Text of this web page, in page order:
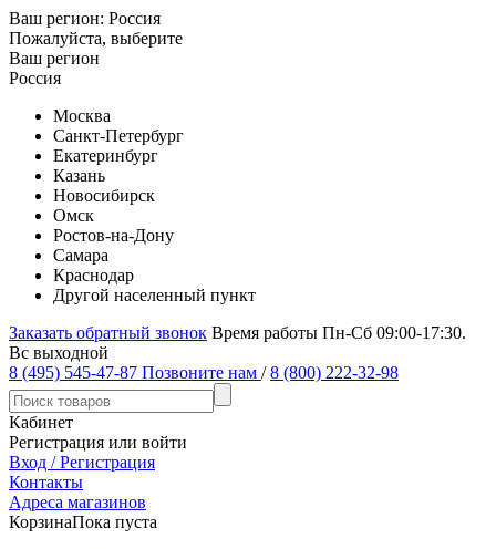
Ваш регион: Россия
Пожалуйста, выберите
Ваш регион
Россия
Москва
Санкт-Петербург
Екатеринбург
Казань
Новосибирск
Омск
Ростов-на-Дону
Самара
Краснодар
Другой населенный пункт
Заказать обратный звонок Время работы Пн-Сб 09:00-17:30.
Вс выходной
8 (495) 545-47-87 Позвоните нам / 8 (800) 222-32-98
Кабинет
Регистрация или войти
Вход / Регистрация
Контакты
Адреса магазинов
КорзинаПока пуста